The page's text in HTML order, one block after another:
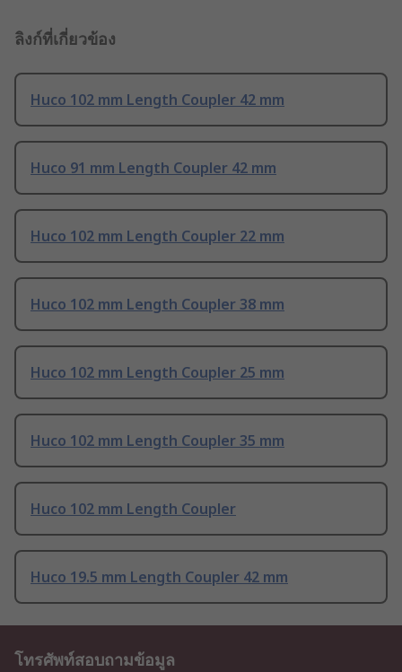
ลิงก์ที่เกี่ยวข้อง
Huco 102 mm Length Coupler 42 mm
Huco 91 mm Length Coupler 42 mm
Huco 102 mm Length Coupler 22 mm
Huco 102 mm Length Coupler 38 mm
Huco 102 mm Length Coupler 25 mm
Huco 102 mm Length Coupler 35 mm
Huco 102 mm Length Coupler
Huco 19.5 mm Length Coupler 42 mm
โทรศัพท์สอบถามข้อมูล